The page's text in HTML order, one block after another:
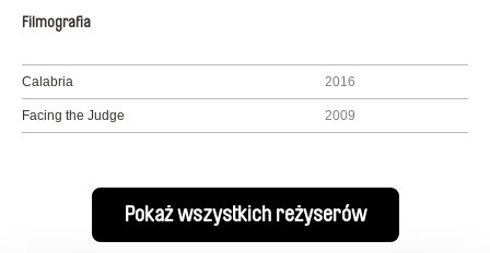
Filmografia
Calabria 2016
Facing the Judge 2009
Pokaż wszystkich reżyserów